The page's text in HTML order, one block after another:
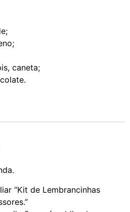
caneta;
“Kit de Lembrancinhas